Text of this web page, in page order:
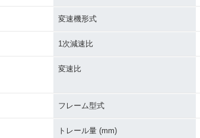
変速機形式
1次減速比
変速比
フレーム型式
トレール量 (mm)